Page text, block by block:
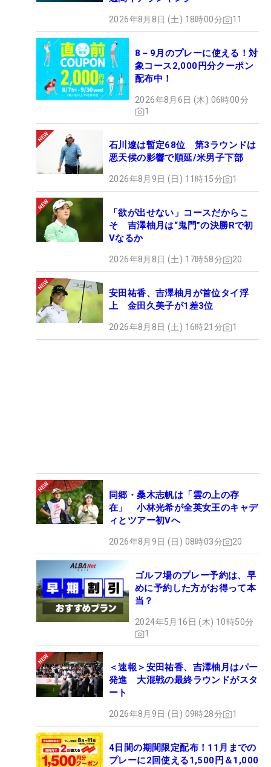
2026年8月8日 (土) 18時00分 11
8－9月のプレーに使える！対
象コース2,000円分クーポン
配布中！
2026年8月6日 (木) 06時00分
1
石川遼は暫定68位 第3ラウンドは
悪天候の影響で順延/米男子下部
2026年8月9日 (日) 11時15分 1
「欲が出せない」コースだからこ
そ 吉澤柚月は“鬼門”の決勝Rで初
Vなるか
2026年8月8日 (土) 17時58分 20
安田祐香、吉澤柚月が首位タイ浮
上 金田久美子が1差3位
2026年8月8日 (土) 16時21分 1
同郷・桑木志帆は「雲の上の存
在」 小林光希が全英女王のキャデ
ィとツアー初Vへ
2026年8月9日 (日) 08時03分 20
ゴルフ場のプレー予約は、早
めに予約した方がお得って本
当？
2024年5月16日 (木) 10時50分
1
＜速報＞安田祐香、吉澤柚月はパー
発進 大混戦の最終ラウンドがスタ
ート
2026年8月9日 (日) 09時28分 1
4日間の期間限定配布！11月までの
プレーに2回使える1,500円＆1,000